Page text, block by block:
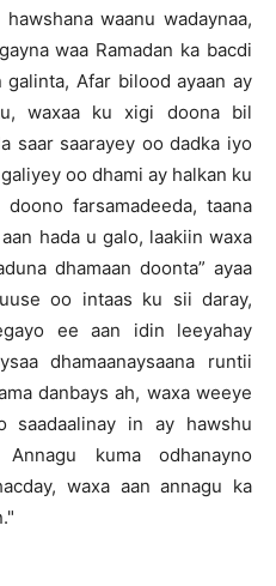
waanu wadaynaa,
waa Ramadan ka bacdi
Afar bilood ayaan ay
waxaa ku xigi doona bil
saar saarayey oo dadka iyo
oo dhami ay halkan ku
farsamadeeda, taana
hada u galo, laakiin waxa
dhamaan doonta” ayaa
oo intaas ku sii daray,
ee aan idin leeyahay
dhamaanaysaana runtii
danbays ah, waxa weeye
saadaalinay in ay hawshu
kuma odhanayno
waxa aan annagu ka